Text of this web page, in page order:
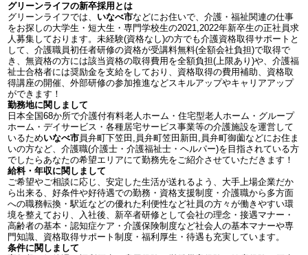
グリーンライフの新卒採用とは
グリーンライフでは、 いなべ市などにお住いで、介護・福祉関連の仕事
をお探しの大学生・短大生・専門学校生の2021,2022年新卒生の正社員求
人募集しております。未経験(資格なし)の方でも介護資格取得サポートと
して、介護職員初任者研修の資格が受講料無料(全額会社負担)で取得で
き、無資格の方には該当資格の取得費用を全額負担(上限あり)や、介護福
祉士合格者には奨励金を支給をしており、資格取得の費用補助、資格取
得講座の開催、外部研修の参加推進などスキルアップやキャリアアップ
ができます！
勤務地に関しまして
日本全国68か所で介護付有料老人ホーム・住宅型老人ホーム・グループ
ホーム・デイサービス・各種居宅サービス事業等の介護施設を運営して
いるためいなべ市員弁町下笠田,員弁町笠田新田,員弁町御薗などにお住ま
いの方など、介護職(介護士・介護福祉士・ヘルパー)を目指されている方
でしたらあなたの希望エリアにて勤務先をご紹介させていただきます！
給料・年収に関しまして
ご希望やご相談に応じ、安定した生活が送れるよう、大手上場企業だか
ら出来る、好条件や好待遇での勤務・資格支援制度・介護職から多方面
への職務転換・駅近などの優れた利便性など社員の方々が働きやすい環
境を整えており、入社後、新卒者研修として会社の理念・接遇マナー・
高齢者の基本・認知症ケア・介護保険制度など社会人の基本マナーや専
門知識、資格取得サポート制度・福利厚生・待遇も充実しています。
条件に関しまして